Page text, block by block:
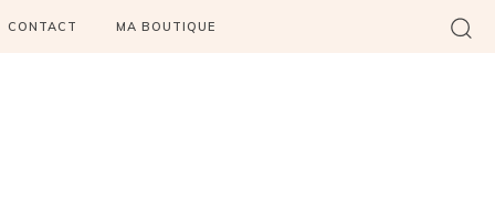
CONTACT MA BOUTIQUE